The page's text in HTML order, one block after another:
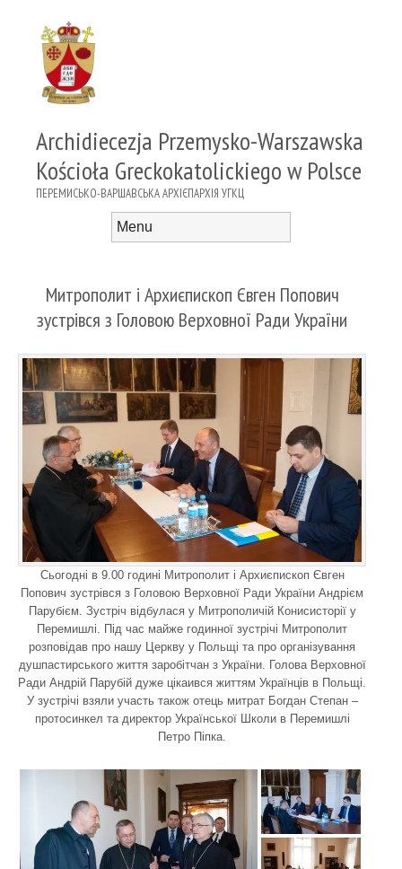
Archidiecezja Przemysko-Warszawska
Kościoła Greckokatolickiego w Polsce
ПЕРЕМИСЬКО-ВАРШАВСЬКА АРХІЄПАРХІЯ УГКЦ
Митрополит і Архиєпископ Євген Попович
зустрівся з Головою Верховної Ради України
Сьогодні в 9.00 годині Митрополит і Архиєпископ Євген
Попович зустрівся з Головою Верховної Ради України Андрієм
Парубієм. Зустріч відбулася у Митрополичій Конисисторії у
Перемишлі. Під час майже годинної зустрічі Митрополит
розповідав про нашу Церкву у Польщі та про організування
душпастирського життя заробітчан з України. Голова Верховної
Ради Андрій Парубій дуже цікаився життям Українців в Польщі.
У зустрічі взяли участь також отець митрат Богдан Степан –
протосинкел та директор Української Школи в Перемишлі
Петро Піпка.